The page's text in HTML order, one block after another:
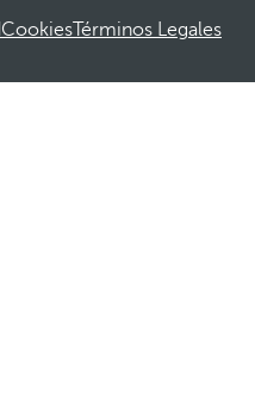
CookiesTérminos Legales